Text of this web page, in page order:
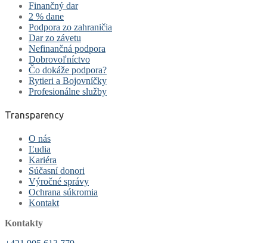
Finančný dar
2 % dane
Podpora zo zahraničia
Dar zo závetu
Nefinančná podpora
Dobrovoľníctvo
Čo dokáže podpora?
Rytieri a Bojovníčky
Profesionálne služby
Transparency
O nás
Ľudia
Kariéra
Súčasní donori
Výročné správy
Ochrana súkromia
Kontakt
Kontakty